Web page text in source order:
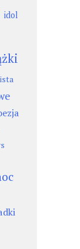
idol